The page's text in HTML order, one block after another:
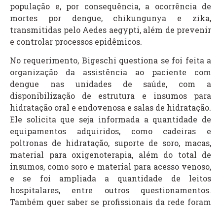
população e, por consequência, a ocorrência de
mortes por dengue, chikungunya e zika,
transmitidas pelo Aedes aegypti, além de prevenir
e controlar processos epidêmicos.
No requerimento, Bigeschi questiona se foi feita a
organização da assistência ao paciente com
dengue nas unidades de saúde, com a
disponibilização de estrutura e insumos para
hidratação oral e endovenosa e salas de hidratação.
Ele solicita que seja informada a quantidade de
equipamentos adquiridos, como cadeiras e
poltronas de hidratação, suporte de soro, macas,
material para oxigenoterapia, além do total de
insumos, como soro e material para acesso venoso,
e se foi ampliada a quantidade de leitos
hospitalares, entre outros questionamentos.
Também quer saber se profissionais da rede foram